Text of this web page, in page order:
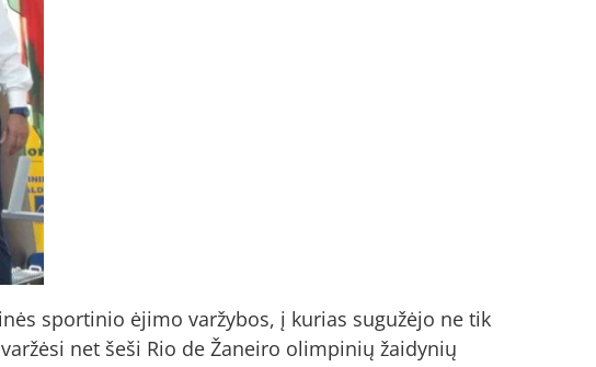
sportinio ėjimo varžybos, į kurias sugužėjo ne tik
net šeši Rio de Žaneiro olimpinių žaidynių